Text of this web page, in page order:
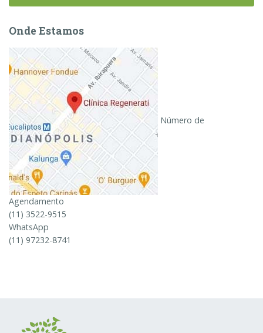
Onde Estamos
Número de
Agendamento
(11) 3522-9515
WhatsApp
(11) 97232-8741